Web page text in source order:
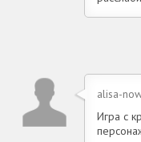
alisa-
Игра с